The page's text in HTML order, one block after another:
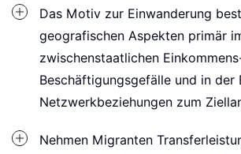
Das Motiv zur Einwanderung
geografischen Aspekten primär
zwischenstaatlichen
Beschäftigungsgefälle und in der
Netzwerkbeziehungen zum
Nehmen Migranten